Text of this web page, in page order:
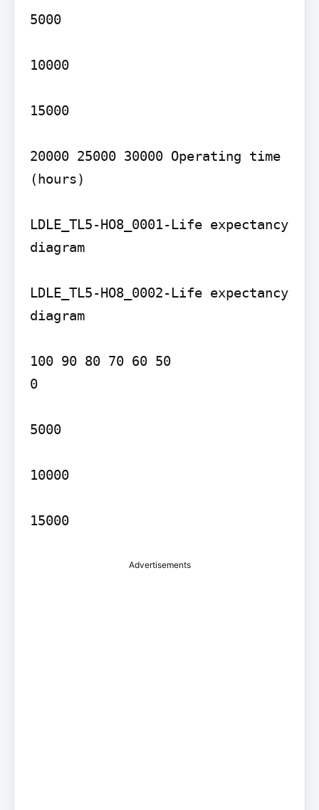
5000
10000
15000
20000 25000 30000 Operating time
(hours)
LDLE_TL5-HO8_0001-Life expectancy
diagram
LDLE_TL5-HO8_0002-Life expectancy
diagram
100 90 80 70 60 50
0
5000
10000
15000
Advertisements